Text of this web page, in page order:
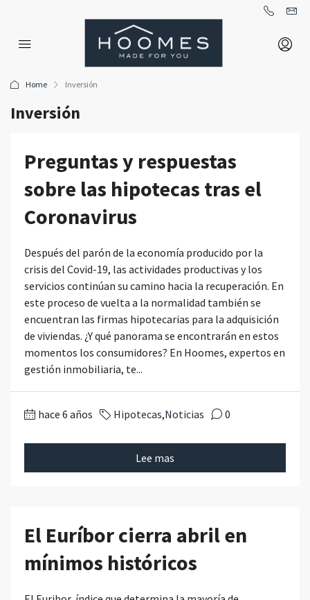
Home Inversión
Inversión
Preguntas y respuestas
sobre las hipotecas tras el
Coronavirus
Después del parón de la economía producido por la
crisis del Covid-19, las actividades productivas y los
servicios continúan su camino hacia la recuperación. En
este proceso de vuelta a la normalidad también se
encuentran las firmas hipotecarias para la adquisición
de viviendas. ¿Y qué panorama se encontrarán en estos
momentos los consumidores? En Hoomes, expertos en
gestión inmobiliaria, te...
hace 6 años Hipotecas,Noticias 0
Lee mas
El Euríbor cierra abril en
mínimos históricos